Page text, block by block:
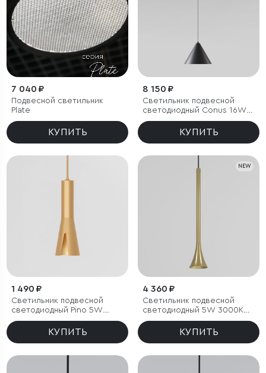
7 040 ₽
Подвесной светильник
Plate
КУПИТЬ
8 150 ₽
Светильник подвесной
светодиодный Conus 16W
3000K черный
КУПИТЬ
1 490 ₽
Светильник подвесной
светодиодный Pino 5W
4000K золотой
КУПИТЬ
NEW
4 360 ₽
Светильник подвесной
светодиодный 5W 3000K
латунь
КУПИТЬ